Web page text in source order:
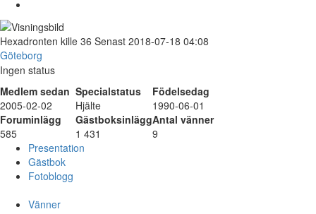
Hexadronten kille 36 Senast 2018-07-18 04:08
Göteborg
Ingen status
Medlem sedan Specialstatus
Födelsedag
2005-02-02
Hjälte
1990-06-01
Foruminlägg
GästboksinläggAntal vänner
585
1 431
9
Presentation
Gästbok
Fotoblogg
Vänner